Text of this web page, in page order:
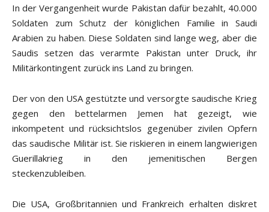
In der Vergangenheit wurde Pakistan dafür bezahlt, 40.000
Soldaten zum Schutz der königlichen Familie in Saudi
Arabien zu haben. Diese Soldaten sind lange weg, aber die
Saudis setzen das verarmte Pakistan unter Druck, ihr
Militärkontingent zurück ins Land zu bringen.
Der von den USA gestützte und versorgte saudische Krieg
gegen den bettelarmen Jemen hat gezeigt, wie
inkompetent und rücksichtslos gegenüber zivilen Opfern
das saudische Militär ist. Sie riskieren in einem langwierigen
Guerillakrieg in den jemenitischen Bergen
steckenzubleiben.
Die USA, Großbritannien und Frankreich erhalten diskret